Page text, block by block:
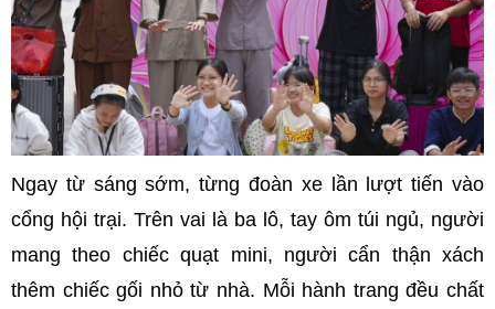
Ngay từ sáng sớm, từng đoàn xe lần lượt tiến vào
cổng hội trại. Trên vai là ba lô, tay ôm túi ngủ, người
mang theo chiếc quạt mini, người cẩn thận xách
thêm chiếc gối nhỏ từ nhà. Mỗi hành trang đều chất